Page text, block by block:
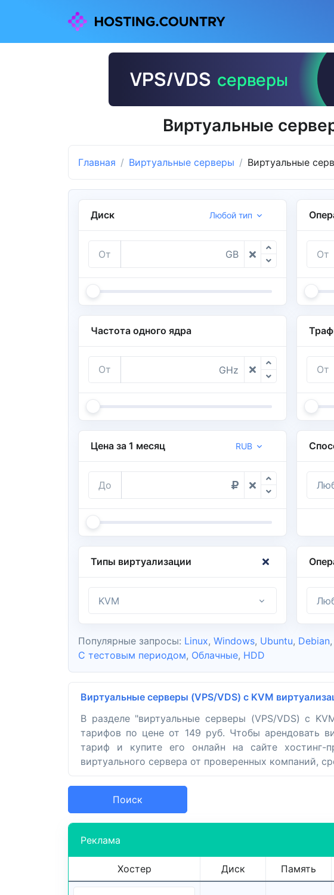
Виртуальные
Главная Виртуальные серверы Виртуальные
Диск Любой тип
От GB От
Частота одного ядра
От GHz От
Цена за 1 месяц RUB
До
Типы виртуализации
KVM
Популярные запросы: Linux, Windows, Ubuntu, Debian,
С тестовым периодом, Облачные, HDD
Виртуальные серверы (VPS/VDS) с KVM
В разделе "виртуальные серверы (VPS/VDS) с
тарифов по цене от 149 руб. Чтобы арендовать
тариф и купите его онлайн на сайте хостинг-
виртуального сервера от проверенных компаний,
Поиск
Реклама
Хостер Диск Память